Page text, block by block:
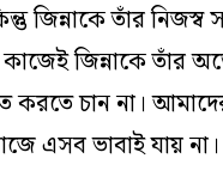
জিন্নাকে তাঁর নিজস্ব
জিন্নাকে তাঁর
করতে চান না।
এসব ভাবাই যায় না।